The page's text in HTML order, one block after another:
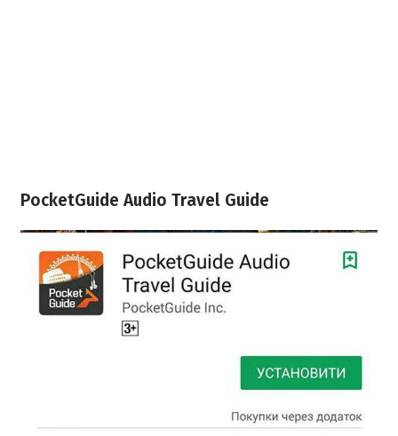
PocketGuide Audio Travel Guide